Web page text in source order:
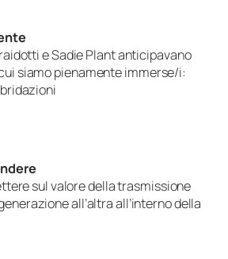
e Sadie Plant anticipavano
siamo pienamente immerse/i:
sul valore della trasmissione
all’altra all’interno della